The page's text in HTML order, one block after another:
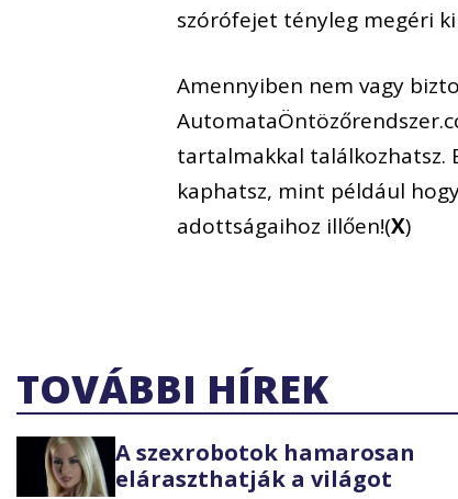
szórófejet tényleg megéri
Amennyiben nem vagy
tartalmakkal találkozhatsz.
kaphatsz, mint például
adottságaihoz illően!(X)
TOVÁBBI HÍREK
A szexrobotok hamarosan
eláraszthatják a világot